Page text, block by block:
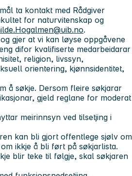
ta kontakt med Rådgiver
for naturvitenskap og
.
gjer at vi kan løyse oppgåvene
difor kvalifiserte medarbeidarar
religion, livssyn,
orientering, kjønnsidentitet,
å søkje. Dersom fleire søkjarar
gjeld reglane for moderat
meirinnsyn ved tilsetjing i
kan bli gjort offentlege sjølv om
ikkje å bli ført på søkjarlista.
blir teke til følgje, skal søkjaren